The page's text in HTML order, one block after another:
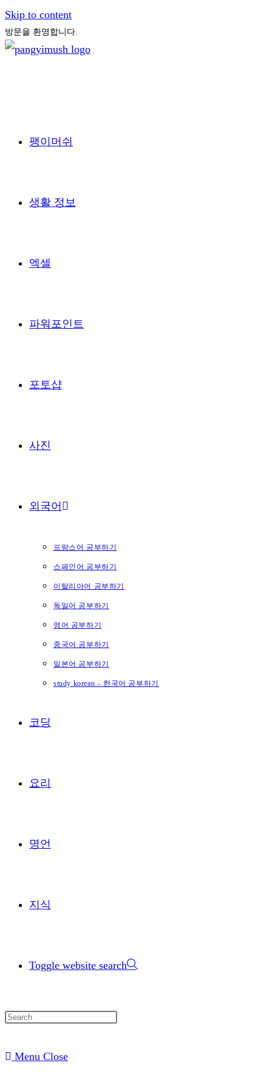
Skip to content
방문을 환영합니다.
팽이머쉬
생활 정보
엑셀
파워포인트
포토샵
사진
외국어
프랑스어 공부하기
스페인어 공부하기
이탈리아어 공부하기
독일어 공부하기
영어 공부하기
중국어 공부하기
일본어 공부하기
study korean – 한국어 공부하기
코딩
요리
명언
지식
Toggle website search
Menu Close